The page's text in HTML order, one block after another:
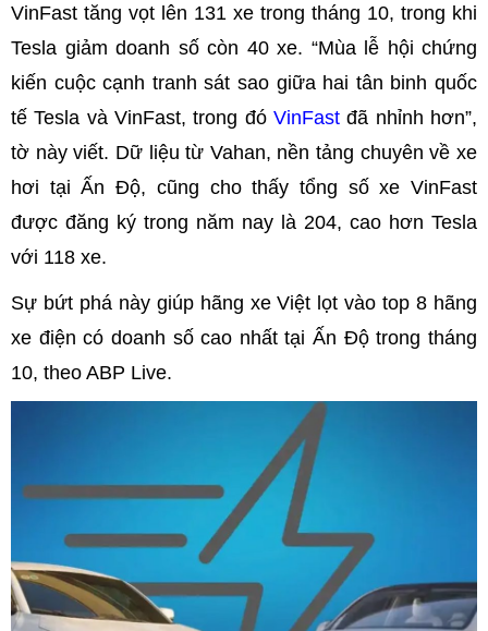
VinFast tăng vọt lên 131 xe trong tháng 10, trong khi
Tesla giảm doanh số còn 40 xe. “Mùa lễ hội chứng
kiến cuộc cạnh tranh sát sao giữa hai tân binh quốc
tế Tesla và VinFast, trong đó VinFastđã nhỉnh hơn”,
tờ này viết. Dữ liệu từ Vahan, nền tảng chuyên về xe
hơi tại Ấn Độ, cũng cho thấy tổng số xe VinFast
được đăng ký trong năm nay là 204, cao hơn Tesla
với 118 xe.
Sự bứt phá này giúp hãng xe Việt lọt vào top 8 hãng
xe điện có doanh số cao nhất tại Ấn Độ trong tháng
10, theo ABP Live.